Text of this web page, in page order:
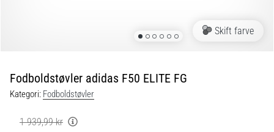
11teamsports
1. 7. 2025
Skift farve
Fodboldstøvler adidas F50 ELITE FG
Kategori: Fodboldstøvler
1 939,99 kr